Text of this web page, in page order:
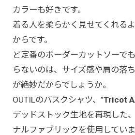
カラーも好きです。
着る人を柔らかく見せてくれる
からです。
ど定番のボーダーカットソーで
らないのは、サイズ感や肩の落
が絶妙だからでしょうか。
OUTILのバスクシャツ、”Tricot
デッドストック生地を再現した
ナルファブリックを使用していま